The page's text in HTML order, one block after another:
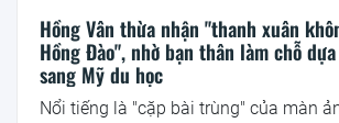
Hồng Vân thừa nhận "thanh xuân
Hồng Đào", nhờ bạn thân làm chỗ
sang Mỹ du học
Nổi tiếng là "cặp bài trùng" của màn